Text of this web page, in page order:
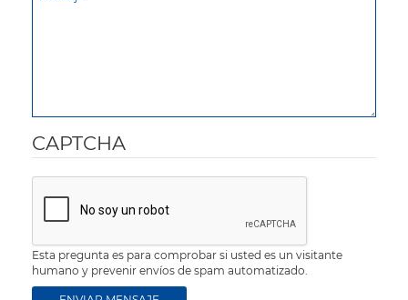
CAPTCHA
Esta pregunta es para comprobar si usted es un visitante
humano y prevenir envíos de spam automatizado.